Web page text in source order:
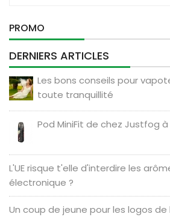
PROMO
DERNIERS ARTICLES
Les bons conseils pour
toute tranquillité
Pod MiniFit de chez Justfog
L'UE risque t'elle d'interdire les
électronique ?
Un coup de jeune pour les logos de